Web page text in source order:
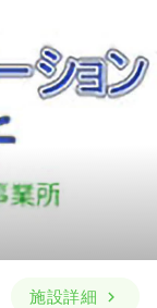
施設詳細